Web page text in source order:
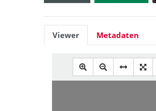
Viewer Metadaten